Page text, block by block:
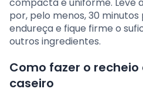
por, pelo menos, 30 minutos
endureça e fique firme o
outros ingredientes.
Como fazer o
caseiro